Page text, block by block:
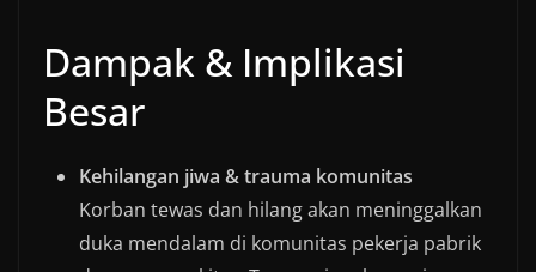
Dampak & Implikasi
Besar
Kehilangan jiwa & trauma komunitas
Korban tewas dan hilang akan meninggalkan
duka mendalam di komunitas pekerja pabrik